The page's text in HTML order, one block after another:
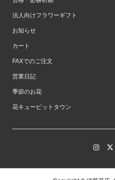
法人向けフラワーギフト
お知らせ
カート
FAXでのご注文
営業日記
季節のお花
花キューピットタウン